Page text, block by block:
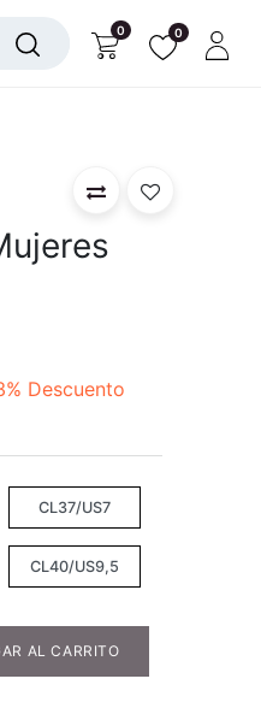
0 0
% Descuento
CL37/US7
CL40/US9,5
AL CARRITO